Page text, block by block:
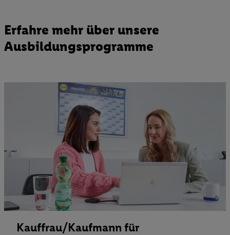
Erfahre mehr über unsere
Ausbildungsprogramme
Kauffrau/Kaufmann für